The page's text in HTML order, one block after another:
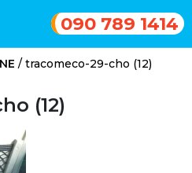
090 789 1414
/ tracomeco-29-cho (12)
(12)